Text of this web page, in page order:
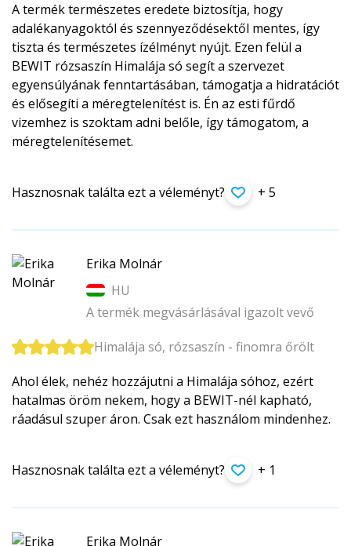
A termék természetes eredete biztosítja, hogy
adalékanyagoktól és szennyeződésektől mentes, így
tiszta és természetes ízélményt nyújt. Ezen felül a
BEWIT rózsaszín Himalája só segít a szervezet
egyensúlyának fenntartásában, támogatja a hidratációt
és elősegíti a méregtelenítést is. Én az esti fűrdő
vizemhez is szoktam adni belőle, így támogatom, a
méregtelenítésemet.
Hasznosnak találta ezt a véleményt? + 5
Erika Molnár
HU
A termék megvásárlásával igazolt vevő
Himalája só, rózsaszín - finomra őrölt
Ahol élek, nehéz hozzájutni a Himalája sóhoz, ezért
hatalmas öröm nekem, hogy a BEWIT-nél kapható,
ráadásul szuper áron. Csak ezt használom mindenhez.
Hasznosnak találta ezt a véleményt? + 1
Erika Molnár